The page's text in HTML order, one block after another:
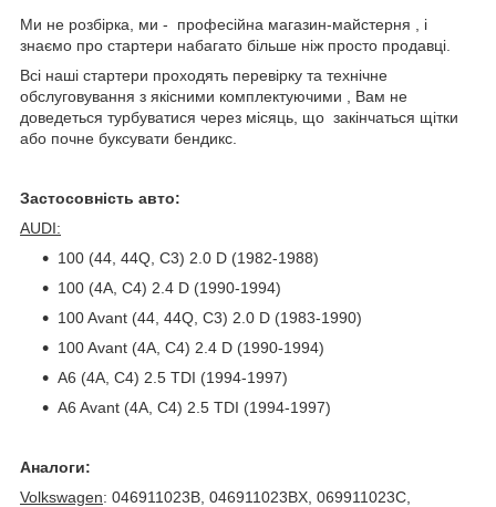
Ми не розбірка, ми - професійна магазин-майстерня , і
знаємо про стартери набагато більше ніж просто продавці.
Всі наші стартери проходять перевірку та технічне
обслуговування з якісними комплектуючими , Вам не
доведеться турбуватися через місяць, що закінчаться щітки
або почне буксувати бендикс.
Застосовність авто:
AUDI:
100 (44, 44Q, C3) 2.0 D (1982-1988)
100 (4A, C4) 2.4 D (1990-1994)
100 Avant (44, 44Q, C3) 2.0 D (1983-1990)
100 Avant (4A, C4) 2.4 D (1990-1994)
A6 (4A, C4) 2.5 TDI (1994-1997)
A6 Avant (4A, C4) 2.5 TDI (1994-1997)
Аналоги:
Volkswagen: 046911023B, 046911023BX, 069911023C,